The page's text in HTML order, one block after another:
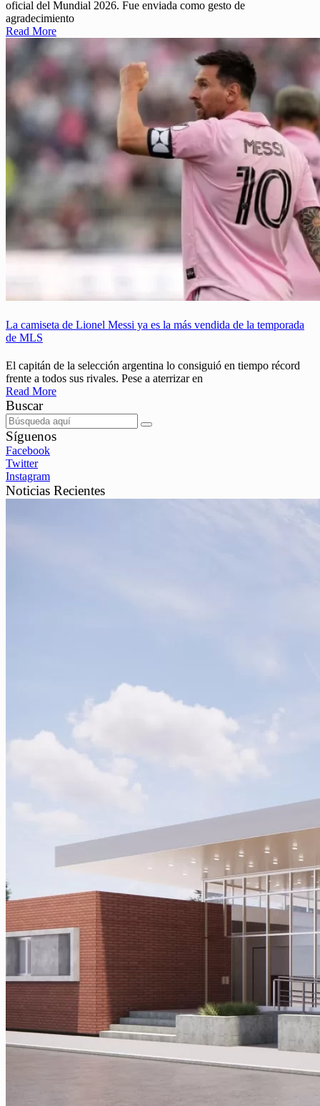
oficial del Mundial 2026. Fue enviada como gesto de
agradecimiento
Read More
La camiseta de Lionel Messi ya es la más vendida de la temporada
de MLS
El capitán de la selección argentina lo consiguió en tiempo récord
frente a todos sus rivales. Pese a aterrizar en
Read More
Buscar
Síguenos
Facebook
Twitter
Instagram
Noticias Recientes